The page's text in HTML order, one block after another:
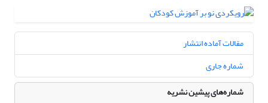
مقالات آماده انتشار
شماره جاری
شماره‌های پیشین نشریه